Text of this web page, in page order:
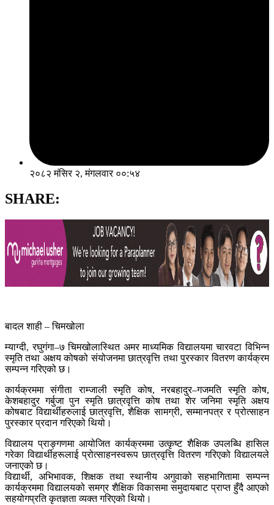
२०८२ मंसिर २, मंगलवार ००:५४
SHARE:
बादल शाही – चिमखोला
म्याग्दी, रघुगंगा–७ चिमखोलास्थित अमर माध्यमिक विद्यालयमा चारवटा विभिन्न
स्मृति तथा अक्षय कोषको संयोजनमा छात्रवृत्ति तथा पुरस्कार वितरण कार्यक्रम
सम्पन्न गरिएको छ।
कार्यक्रममा संगीता राम्जाली स्मृति कोष, नरबहादुर–गजमति स्मृति कोष,
केशबहादुर गर्बुजा पुन स्मृति छात्रवृत्ति कोष तथा शेर जनिमा स्मृति अक्षय
कोषबाट विद्यार्थीहरुलाई छात्रवृत्ति, शैक्षिक सामग्री, सम्मानपत्र र प्रोत्साहन
पुरस्कार प्रदान गरिएको थियो।
विद्यालय प्राङ्गणमा आयोजित कार्यक्रममा उत्कृष्ट शैक्षिक उपलब्धि हासिल
गरेका विद्यार्थीहरूलाई प्रोत्साहनस्वरूप छात्रवृत्ति वितरण गरिएको विद्यालयले
जनाएको छ।
विद्यार्थी, अभिभावक, शिक्षक तथा स्थानीय अगुवाको सहभागितामा सम्पन्न
कार्यक्रममा विद्यालयको समग्र शैक्षिक विकासमा समुदायबाट प्राप्त हुँदै आएको
सहयोगप्रति कृतज्ञता व्यक्त गरिएको थियो।